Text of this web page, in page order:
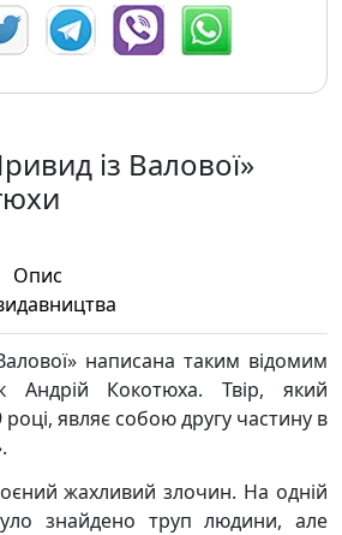
із Валової»
Опис
написана таким відомим
Андрій Кокотюха. Твір, який
році, являє собою другу частину в
жахливий злочин. На одній
знайдено труп людини, але